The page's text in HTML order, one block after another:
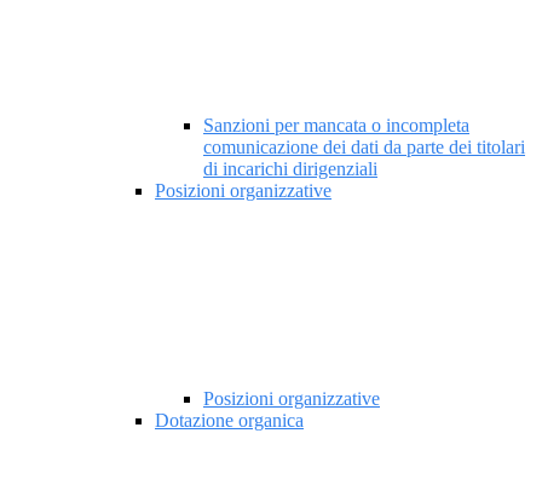
Sanzioni per mancata o incompleta
comunicazione dei dati da parte dei titolari
di incarichi dirigenziali
Posizioni organizzative
Posizioni organizzative
Dotazione organica